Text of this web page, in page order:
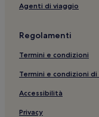
Agenti di viaggio
Regolamenti
Termini e condizioni
Termini e condizioni di
Accessibilità
Privacy